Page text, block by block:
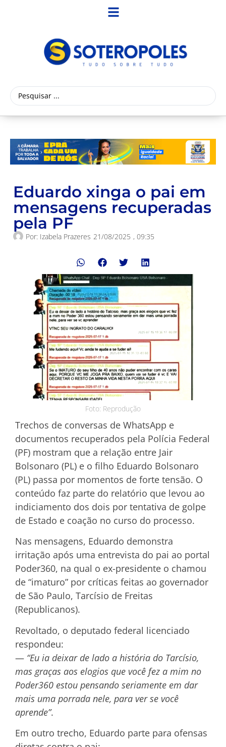
Eduardo xinga o pai em
mensagens recuperadas
pela PF
Por: Izabela Prazeres 21/08/2025 , 09:35
Foto: Reprodução
Trechos de conversas de WhatsApp e
documentos recuperados pela Polícia Federal
(PF) mostram que a relação entre Jair
Bolsonaro (PL) e o filho Eduardo Bolsonaro
(PL) passa por momentos de forte tensão. O
conteúdo faz parte do relatório que levou ao
indiciamento dos dois por tentativa de golpe
de Estado e coação no curso do processo.
Nas mensagens, Eduardo demonstra
irritação após uma entrevista do pai ao portal
Poder360, na qual o ex-presidente o chamou
de “imaturo” por críticas feitas ao governador
de São Paulo, Tarcísio de Freitas
(Republicanos).
Revoltado, o deputado federal licenciado
respondeu:
— “Eu ia deixar de lado a história do Tarcísio,
mas graças aos elogios que você fez a mim no
Poder360 estou pensando seriamente em dar
mais uma porrada nele, para ver se você
aprende”.
Em outro trecho, Eduardo parte para ofensas